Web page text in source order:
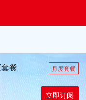
套餐 月度套餐
立即订阅